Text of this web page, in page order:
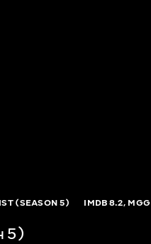
(SEASON 5) IMDB8.2, MGG
5)